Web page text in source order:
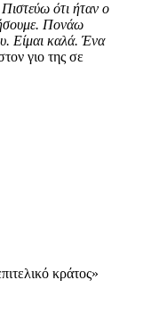
ότι ήταν ο
Πονάω
Είμαι καλά. Ένα
γιο της σε